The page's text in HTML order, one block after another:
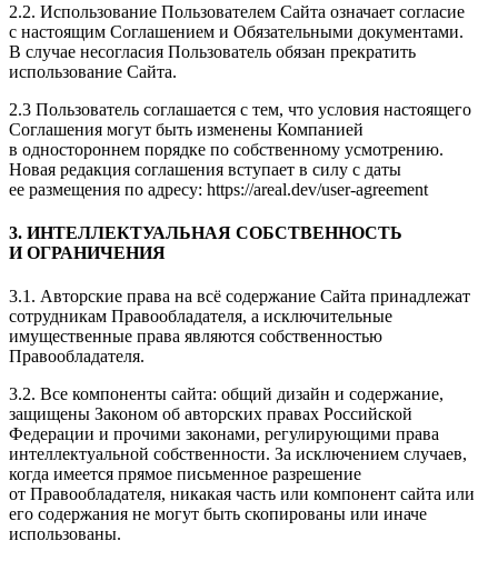
2.2. Использование Пользователем Сайта означает согласие
с настоящим Соглашением и Обязательными документами.
В случае несогласия Пользователь обязан прекратить
использование Сайта.
2.3 Пользователь соглашается с тем, что условия настоящего
Соглашения могут быть изменены Компанией
в одностороннем порядке по собственному усмотрению.
Новая редакция соглашения вступает в силу с даты
ее размещения по адресу: https://areal.dev/user-agreement
3. ИНТЕЛЛЕКТУАЛЬНАЯ СОБСТВЕННОСТЬ
И ОГРАНИЧЕНИЯ
3.1. Авторские права на всё содержание Сайта принадлежат
сотрудникам Правообладателя, а исключительные
имущественные права являются собственностью
Правообладателя.
3.2. Все компоненты сайта: общий дизайн и содержание,
защищены Законом об авторских правах Российской
Федерации и прочими законами, регулирующими права
интеллектуальной собственности. За исключением случаев,
когда имеется прямое письменное разрешение
от Правообладателя, никакая часть или компонент сайта или
его содержания не могут быть скопированы или иначе
использованы.